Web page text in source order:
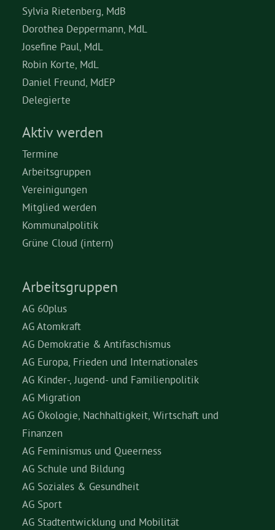
Sylvia Rietenberg, MdB
Dorothea Deppermann, MdL
Josefine Paul, MdL
Robin Korte, MdL
Daniel Freund, MdEP
Delegierte
Aktiv werden
Termine
Arbeitsgruppen
Vereinigungen
Mitglied werden
Kommunalpolitik
Grüne Cloud (intern)
Arbeitsgruppen
AG 60plus
AG Atomkraft
AG Demokratie & Antifaschismus
AG Europa, Frieden und Internationales
AG Kinder-, Jugend- und Familienpolitik
AG Migration
AG Ökologie, Nachhaltigkeit, Wirtschaft und
Finanzen
AG Feminismus und Queerness
AG Schule und Bildung
AG Soziales & Gesundheit
AG Sport
AG Stadtentwicklung und Mobilität